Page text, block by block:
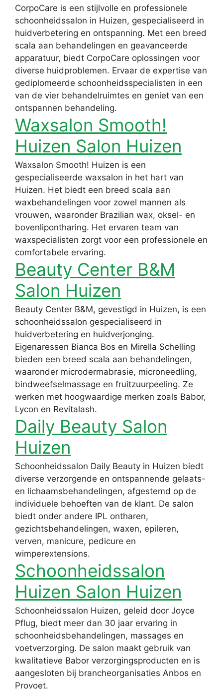
CorpoCare is een stijlvolle en professionele
schoonheidssalon in Huizen, gespecialiseerd in
huidverbetering en ontspanning. Met een breed
scala aan behandelingen en geavanceerde
apparatuur, biedt CorpoCare oplossingen voor
diverse huidproblemen. Ervaar de expertise van
gediplomeerde schoonheidsspecialisten in een
van de vier behandelruimtes en geniet van een
ontspannen behandeling.
Waxsalon Smooth!
Huizen Salon Huizen
Waxsalon Smooth! Huizen is een
gespecialiseerde waxsalon in het hart van
Huizen. Het biedt een breed scala aan
waxbehandelingen voor zowel mannen als
vrouwen, waaronder Brazilian wax, oksel- en
bovenlipontharing. Het ervaren team van
waxspecialisten zorgt voor een professionele en
comfortabele ervaring.
Beauty Center B&M
Salon Huizen
Beauty Center B&M, gevestigd in Huizen, is een
schoonheidssalon gespecialiseerd in
huidverbetering en huidverjonging.
Eigenaressen Bianca Bos en Mirella Schelling
bieden een breed scala aan behandelingen,
waaronder microdermabrasie, microneedling,
bindweefselmassage en fruitzuurpeeling. Ze
werken met hoogwaardige merken zoals Babor,
Lycon en Revitalash.
Daily Beauty Salon
Huizen
Schoonheidssalon Daily Beauty in Huizen biedt
diverse verzorgende en ontspannende gelaats-
en lichaamsbehandelingen, afgestemd op de
individuele behoeften van de klant. De salon
biedt onder andere IPL ontharen,
gezichtsbehandelingen, waxen, epileren,
verven, manicure, pedicure en
wimperextensions.
Schoonheidssalon
Huizen Salon Huizen
Schoonheidssalon Huizen, geleid door Joyce
Pflug, biedt meer dan 30 jaar ervaring in
schoonheidsbehandelingen, massages en
voetverzorging. De salon maakt gebruik van
kwalitatieve Babor verzorgingsproducten en is
aangesloten bij brancheorganisaties Anbos en
Provoet.